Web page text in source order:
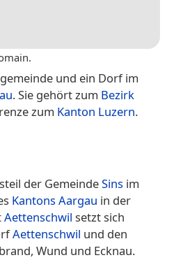
und ein Dorf im
. Sie gehört zum Bezirk
zum Kanton Luzern.
der GemeindeSins im
Kantons Aargau in der
Aettenschwil setzt sich
Aettenschwil und den
Wund und Ecknau.